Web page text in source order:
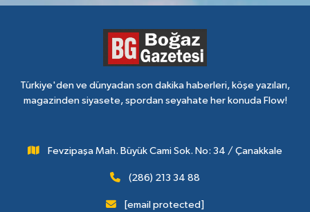
Türkiye'den ve dünyadan son dakika haberleri, köşe yazıları,
magazinden siyasete, spordan seyahate her konuda Flow!
Fevzipaşa Mah. Büyük Cami Sok. No: 34 / Çanakkale
(286) 213 34 88
[email protected]